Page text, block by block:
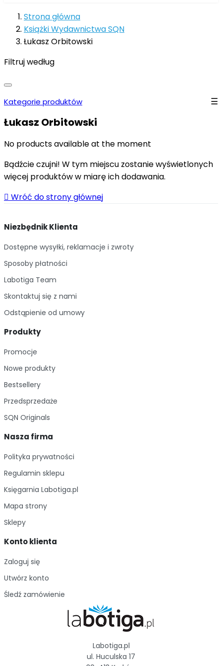
Strona główna
Książki Wydawnictwa SQN
Łukasz Orbitowski
Filtruj według
Kategorie produktów
Łukasz Orbitowski
No products available at the moment
Bądźcie czujni! W tym miejscu zostanie wyświetlonych
więcej produktów w miarę ich dodawania.
 Wróć do strony głównej
Niezbędnik Klienta
Dostępne wysyłki, reklamacje i zwroty
Sposoby płatności
Labotiga Team
Skontaktuj się z nami
Odstąpienie od umowy
Produkty
Promocje
Nowe produkty
Bestsellery
Przedsprzedaże
SQN Originals
Nasza firma
Polityka prywatności
Regulamin sklepu
Księgarnia Labotiga.pl
Mapa strony
Sklepy
Konto klienta
Zaloguj się
Utwórz konto
Śledź zamówienie
Labotiga.pl
ul. Huculska 17